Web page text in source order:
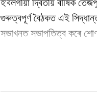
গুৰুত্বপূৰ্ণ বৈঠকত এই
সভাখনত সভাপতিত্ব কৰে